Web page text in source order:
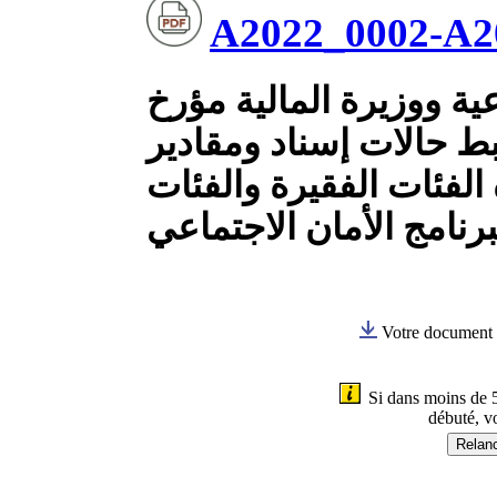
A2022_0002-
ووزيرة المالية مؤرخ
يتعلق بضبط حالات إسناد ومقادير
الفقيرة والفئات
الأمان الاجتماعي
Votre document
Si dans moins de
débuté,